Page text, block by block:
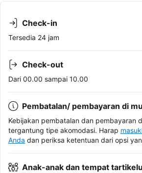
Check-in
Tersedia 24 jam
Check-out
Dari 00.00 sampai 10.00
Pembatalan/ pembayaran di
Kebijakan pembatalan dan pembayaran
tergantung tipe akomodasi. Harap
Anda dan periksa ketentuan dari opsi
Anak-anak dan tempat